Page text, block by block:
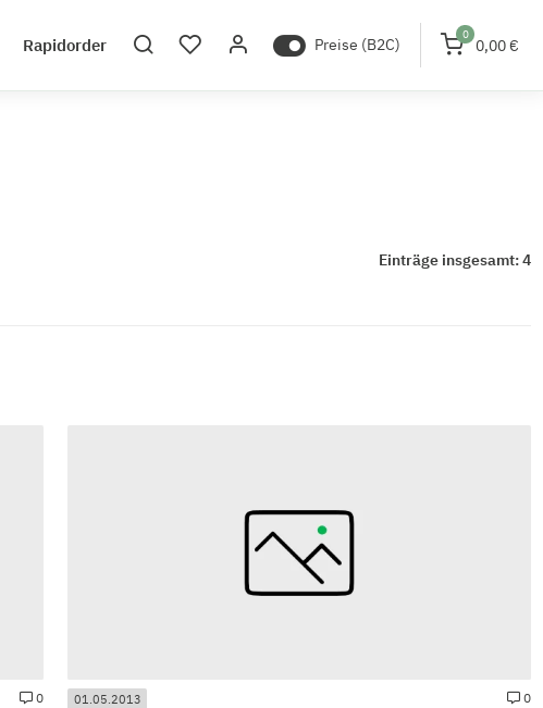
Rapidorder Preise (B2C)
0
0,00 €
Einträge insgesamt: 4
0#news.newsCommentsForPosting#
01.05.2013 0